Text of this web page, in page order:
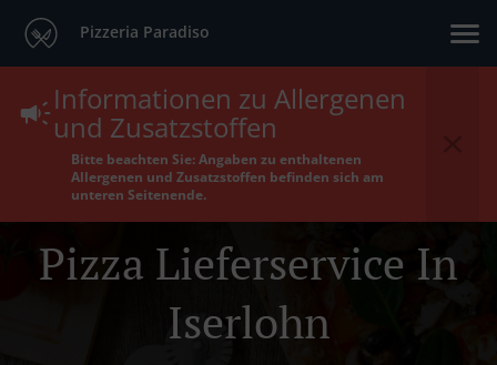
Pizzeria Paradiso
Informationen zu Allergenen
und Zusatzstoffen
Bitte beachten Sie: Angaben zu enthaltenen
Allergenen und Zusatzstoffen befinden sich am
unteren Seitenende.
Pizza Lieferservice In
Iserlohn